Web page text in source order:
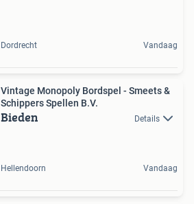
Dordrecht Vandaag
Vintage Monopoly Bordspel - Smeets &
Schippers Spellen B.V.
Bieden Details
Hellendoorn Vandaag